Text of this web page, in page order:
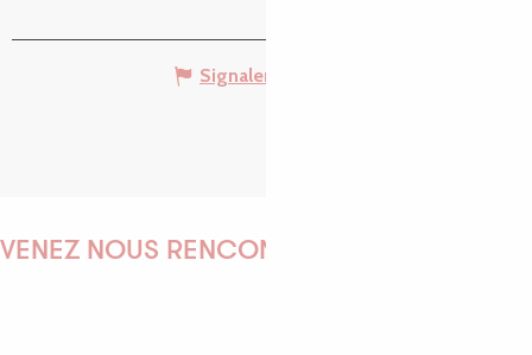
Signaler une erreur
VENEZ NOUS RENCONTRER !